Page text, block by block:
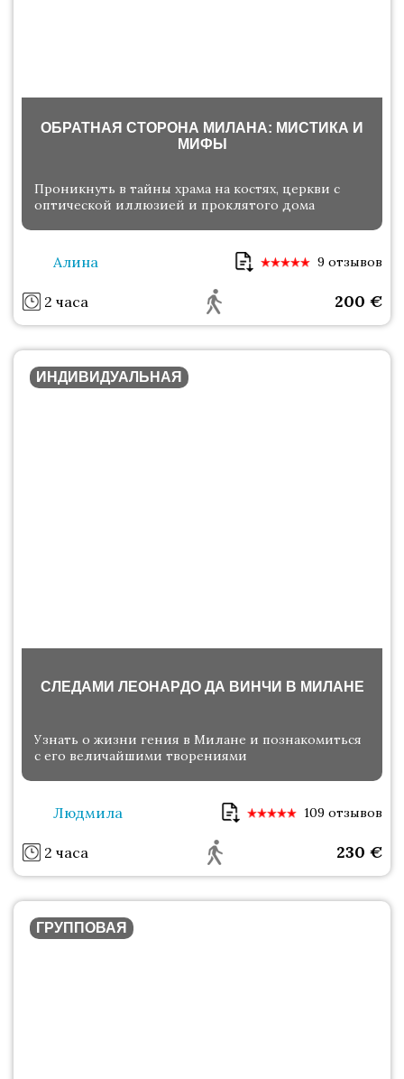
ОБРАТНАЯ СТОРОНА МИЛАНА: МИСТИКА И
МИФЫ
Проникнуть в тайны храма на костях, церкви с
оптической иллюзией и проклятого дома
Алина 9 отзывов
2 часа 200 €
ИНДИВИДУАЛЬНАЯ
СЛЕДАМИ ЛEOНAPДO ДА ВИНЧИ В МИЛАНЕ
Узнать о жизни гения в Милане и познакомиться
с его величайшими творениями
Людмила 109 отзывов
2 часа 230 €
ГРУППОВАЯ